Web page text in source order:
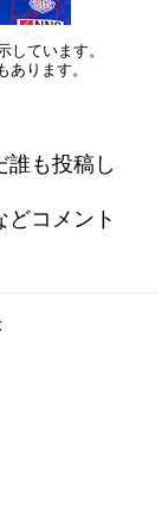
ています。
ります。
誰も投稿し
コメント